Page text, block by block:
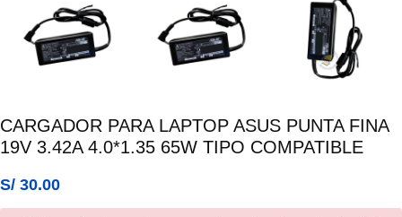
CARGADOR PARA LAPTOP ASUS PUNTA FINA
19V 3.42A 4.0*1.35 65W TIPO COMPATIBLE
S/ 30.00